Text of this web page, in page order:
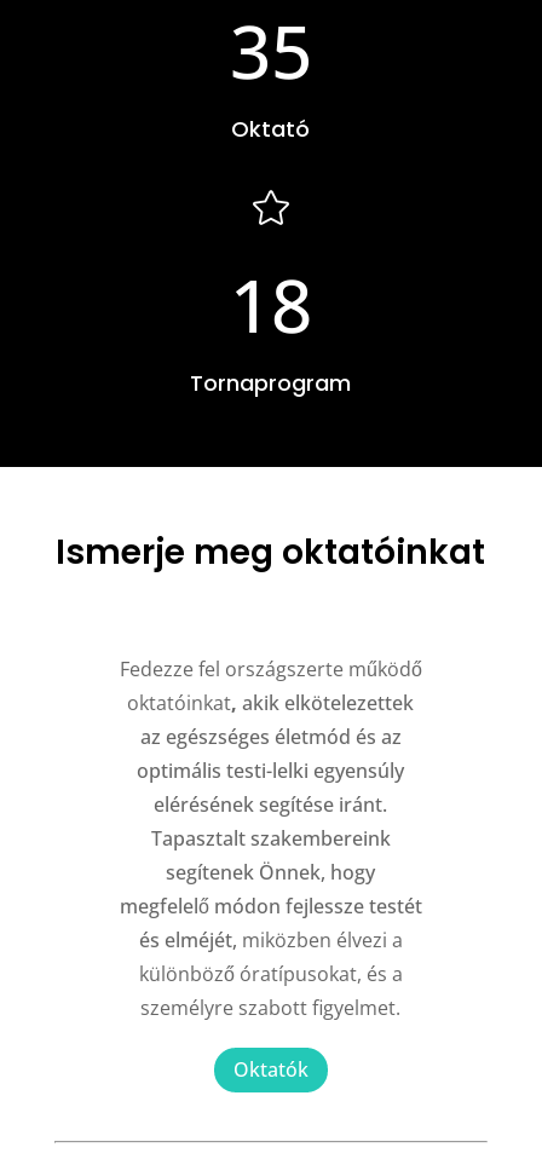
35
Oktató

18
Tornaprogram
Ismerje meg oktatóinkat
Fedezze fel országszerte működő
oktatóinkat, akik elkötelezettek
az egészséges életmód és az
optimális testi-lelki egyensúly
elérésének segítése iránt.
Tapasztalt szakembereink
segítenek Önnek, hogy
megfelelő módon fejlessze testét
és elméjét, miközben élvezi a
különböző óratípusokat, és a
személyre szabott figyelmet.
Oktatók